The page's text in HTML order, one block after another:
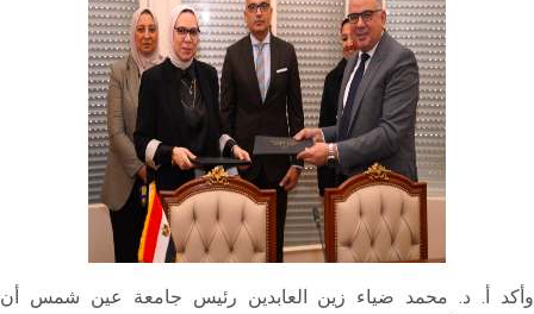
وأكد أ. د. محمد ضياء زين العابدين رئيس جامعة عين شمس أن